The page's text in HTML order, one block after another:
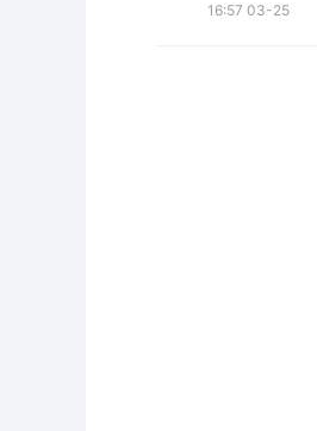
16:57 03-25